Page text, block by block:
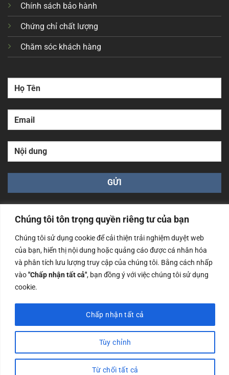
Chúng tôi tôn trọng quyền riêng tư của bạn
Chúng tôi sử dụng cookie để cải thiện trải nghiệm duyệt web
của bạn, hiển thị nội dung hoặc quảng cáo được cá nhân hóa
và phân tích lưu lượng truy cập của chúng tôi. Bằng cách nhấp
vào"Chấp nhận tất cả", bạn đồng ý với việc chúng tôi sử dụng
cookie.
Tùy chỉnh
Từ chối tất cả
Chấp nhận tất cả
Chính sách bảo hành
Chứng chỉ chất lượng
Chăm sóc khách hàng
Công ty TNHH Nam Bình Xương - Số ĐKKD: 0108783483
cấp ngày 14/06/2019 bởi Sở Kế Hoạch và Đầu Tư Tp. Hà
Nội
Copyrights @2023 Nam Binh Xuong. All Rights Reserved